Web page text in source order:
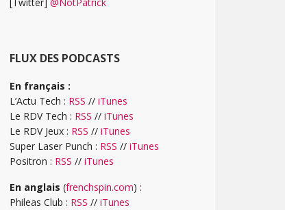
FLUX DES PODCASTS
En français :
L’Actu Tech : RSS // iTunes
Le RDV Tech : RSS // iTunes
Le RDV Jeux : RSS // iTunes
Super Laser Punch : RSS // iTunes
Positron : RSS // iTunes
En anglais (frenchspin.com) :
Phileas Club : RSS // iTunes